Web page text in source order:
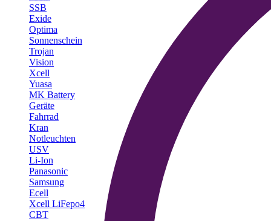
SSB
Exide
Optima
Sonnenschein
Trojan
Vision
Xcell
Yuasa
MK Battery
Geräte
Fahrrad
Kran
Notleuchten
USV
Li-Ion
Panasonic
Samsung
Ecell
Xcell LiFepo4
CBT